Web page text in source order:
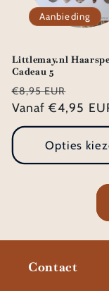
Aanbieding
Littlemay.nl
Cadeau 5
Normale
prijs
€8,95 EUR
Vanaf €4,95
Opties
Contact